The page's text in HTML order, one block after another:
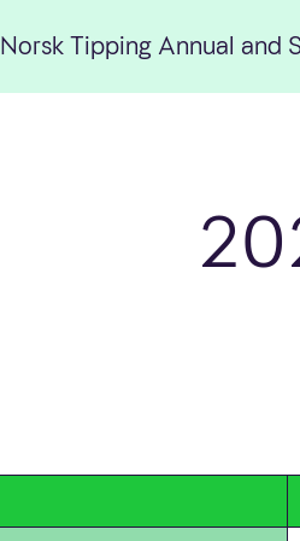
Norsk Tipping Annual and